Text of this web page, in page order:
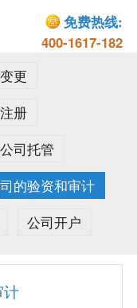
免费热线:
400-1617-182
更
册
公司托管
的验资和审计
公司开户
计